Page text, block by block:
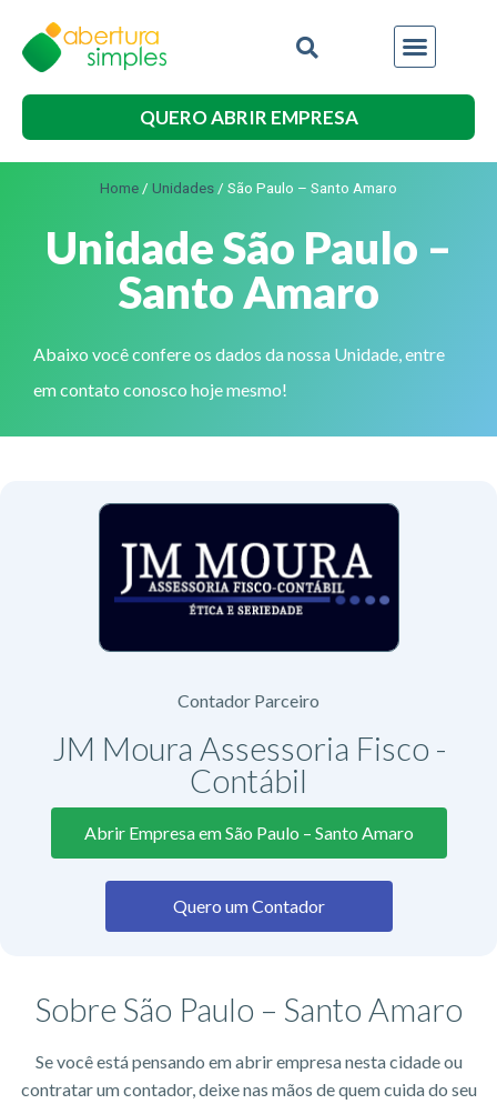
QUERO ABRIR EMPRESA
Home / Unidades / São Paulo – Santo Amaro
Unidade São Paulo –
Santo Amaro
Abaixo você confere os dados da nossa Unidade, entre
em contato conosco hoje mesmo!
Contador Parceiro
JM Moura Assessoria Fisco -
Contábil
Abrir Empresa em São Paulo – Santo Amaro
Quero um Contador
Sobre São Paulo – Santo Amaro
Se você está pensando em abrir empresa nesta cidade ou
contratar um contador, deixe nas mãos de quem cuida do seu